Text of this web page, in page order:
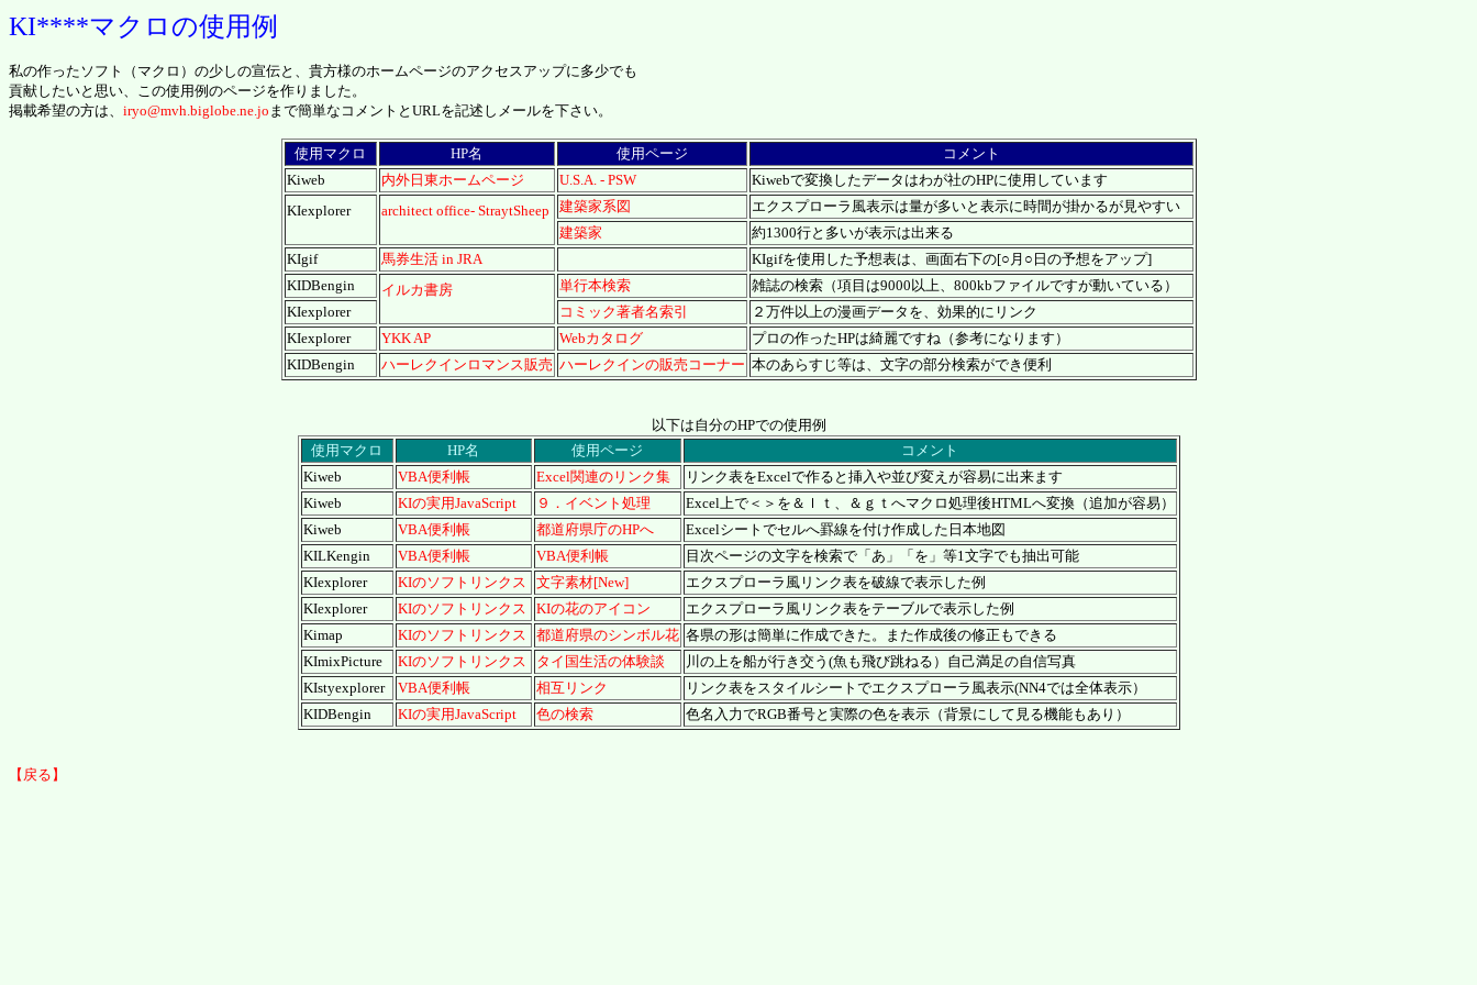
KI****マクロの使用例
私の作ったソフト（マクロ）の少しの宣伝と、貴方様のホームページのアクセスアップに多少でも
貢献したいと思い、この使用例のページを作りました。
掲載希望の方は、 iryo@mvh.biglobe.ne.jo まで簡単なコメントとURLを記述しメールを下さい。
使用マクロ HP名 使用ページ
コメント
Kiweb
内外日東ホームページ U.S.A. - PSW
Kiwebで変換したデータはわが社のHPに使用しています
KIexplorer
architect office- StraytSheep 建築家系図
エクスプローラ風表示は量が多いと表示に時間が掛かるが見やすい
建築家
約1300行と多いが表示は出来る
KIgif
馬券生活 in JRA
KIgifを使用した予想表は、画面右下の[○月○日の予想をアップ]
KIDBengin
イルカ書房 単行本検索
雑誌の検索（項目は9000以上、800kbファイルですが動いている）
KIexplorer
コミック著者名索引
２万件以上の漫画データを、効果的にリンク
KIexplorer
YKK AP Webカタログ
プロの作ったHPは綺麗ですね（参考になります）
KIDBengin
ハーレクインロマンス販売 ハーレクインの販売コーナー 本のあらすじ等は、文字の部分検索ができ便利
以下は自分のHPでの使用例
使用マクロ
HP名 使用ページ
コメント
Kiweb
VBA便利帳 Excel関連のリンク集
リンク表をExcelで作ると挿入や並び変えが容易に出来ます
Kiweb
KIの実用JavaScript ９．イベント処理
Excel上で＜＞を＆ｌｔ、＆ｇｔへマクロ処理後HTMLへ変換（追加が容易）
Kiweb
VBA便利帳 都道府県庁のHPへ
Excelシートでセルへ罫線を付け作成した日本地図
KILKengin
VBA便利帳 VBA便利帳
目次ページの文字を検索で「あ」「を」等1文字でも抽出可能
KIexplorer
KIのソフトリンクス 文字素材[New]
エクスプローラ風リンク表を破線で表示した例
KIexplorer
KIのソフトリンクス KIの花のアイコン
エクスプローラ風リンク表をテーブルで表示した例
Kimap
KIのソフトリンクス 都道府県のシンボル花 各県の形は簡単に作成できた。また作成後の修正もできる
KImixPicture
KIのソフトリンクス タイ国生活の体験談
川の上を船が行き交う(魚も飛び跳ねる）自己満足の自信写真
KIstyexplorer
VBA便利帳 相互リンク
リンク表をスタイルシートでエクスプローラ風表示(NN4では全体表示）
KIDBengin
KIの実用JavaScript 色の検索 色名入力でRGB番号と実際の色を表示（背景にして見る機能もあり）
【戻る】